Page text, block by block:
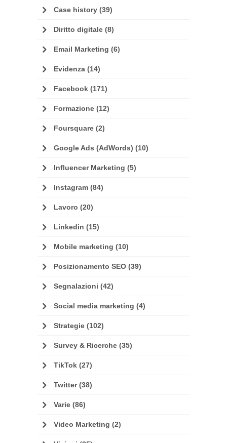
Case history (39)
Diritto digitale (8)
Email Marketing (6)
Evidenza (14)
Facebook (171)
Formazione (12)
Foursquare (2)
Google Ads (AdWords) (10)
Influencer Marketing (5)
Instagram (84)
Lavoro (20)
Linkedin (15)
Mobile marketing (10)
Posizionamento SEO (39)
Segnalazioni (42)
Social media marketing (4)
Strategie (102)
Survey & Ricerche (35)
TikTok (27)
Twitter(38)
Varie (86)
Video Marketing (2)